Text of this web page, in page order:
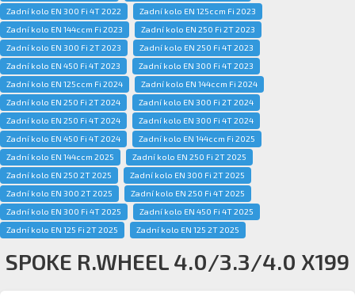
Zadní kolo EN 300 Fi 4T 2022
Zadní kolo EN 125ccm Fi 2023
Zadní kolo EN 144ccm Fi 2023
Zadní kolo EN 250 Fi 2T 2023
Zadní kolo EN 300 Fi 2T 2023
Zadní kolo EN 250 Fi 4T 2023
Zadní kolo EN 450 Fi 4T 2023
Zadní kolo EN 300 Fi 4T 2023
Zadní kolo EN 125ccm Fi 2024
Zadní kolo EN 144ccm Fi 2024
Zadní kolo EN 250 Fi 2T 2024
Zadní kolo EN 300 Fi 2T 2024
Zadní kolo EN 250 Fi 4T 2024
Zadní kolo EN 300 Fi 4T 2024
Zadní kolo EN 450 Fi 4T 2024
Zadní kolo EN 144ccm Fi 2025
Zadní kolo EN 144ccm 2025
Zadní kolo EN 250 Fi 2T 2025
Zadní kolo EN 250 2T 2025
Zadní kolo EN 300 Fi 2T 2025
Zadní kolo EN 300 2T 2025
Zadní kolo EN 250 Fi 4T 2025
Zadní kolo EN 300 Fi 4T 2025
Zadní kolo EN 450 Fi 4T 2025
Zadní kolo EN 125 Fi 2T 2025
Zadní kolo EN 125 2T 2025
SPOKE R.WHEEL 4.0/3.3/4.0 X199